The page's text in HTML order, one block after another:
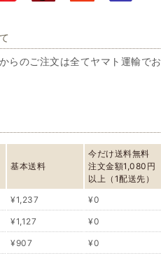
らのご注文は全てヤマト運輸でお
基本送料
今だけ送料無料
注文金額1,080円
以上（1配送先）
¥1,237 ¥0
¥1,127 ¥0
¥907 ¥0